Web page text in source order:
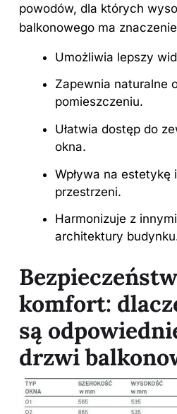
powodów, dla których
balkonowego ma
Umożliwia lepszy
Zapewnia naturalne
pomieszczeniu.
Ułatwia dostęp do
okna.
Wpływa na estetykę
przestrzeni.
Harmonizuje z
architektury
komfort:
są
drzwi